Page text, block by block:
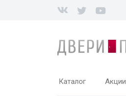
Каталог Акции